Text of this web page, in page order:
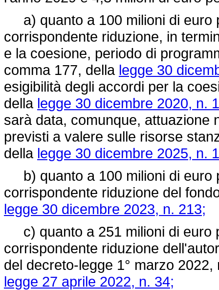
a) quanto a 100 milioni di euro
corrispondente riduzione, in
e la coesione, periodo di
comma 177, della legge 30
esigibilità degli accordi per la
della legge 30 dicembre 2020, n.
sarà data, comunque, attuazione
previsti a valere sulle risorse
della legge 30 dicembre 2025, n.
b) quanto a 100 milioni di euro
corrispondente riduzione del
legge 30 dicembre 2023, n. 213;
c) quanto a 251 milioni di euro
corrispondente riduzione
del decreto-legge 1° marzo
legge 27 aprile 2022, n. 34;